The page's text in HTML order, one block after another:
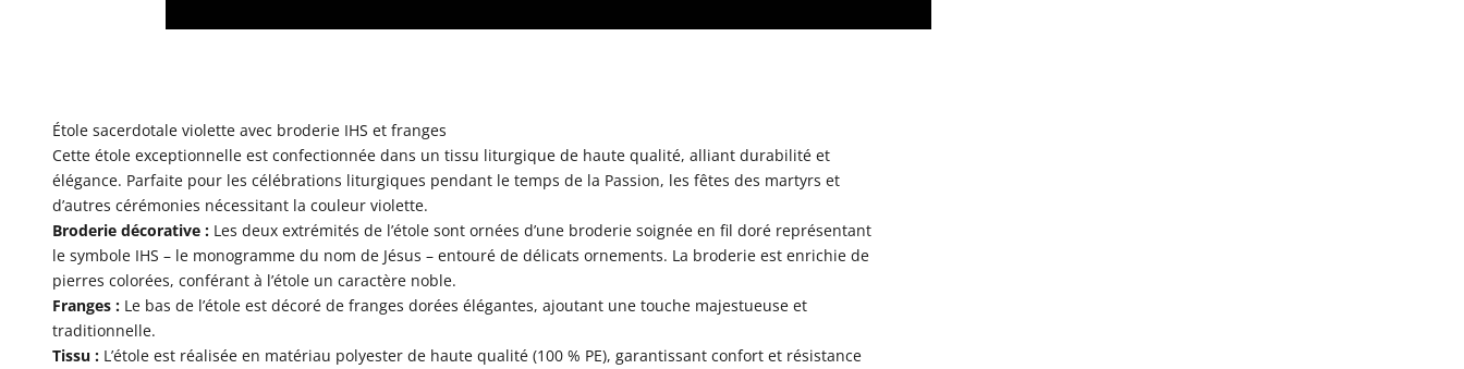
Étole sacerdotale violette avec broderie IHS et franges
Cette étole exceptionnelle est confectionnée dans un tissu liturgique de haute qualité, alliant durabilité et
élégance. Parfaite pour les célébrations liturgiques pendant le temps de la Passion, les fêtes des martyrs et
d’autres cérémonies nécessitant la couleur violette.
Broderie décorative : Les deux extrémités de l’étole sont ornées d’une broderie soignée en fil doré représentant
le symbole IHS – le monogramme du nom de Jésus – entouré de délicats ornements. La broderie est enrichie de
pierres colorées, conférant à l’étole un caractère noble.
Franges : Le bas de l’étole est décoré de franges dorées élégantes, ajoutant une touche majestueuse et
traditionnelle.
Tissu : L’étole est réalisée en matériau polyester de haute qualité (100 % PE), garantissant confort et résistance